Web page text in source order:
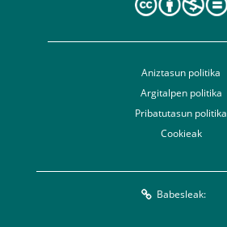
Aniztasun politika
Argitalpen politika
Pribatutasun politika
Cookieak
Babesleak: